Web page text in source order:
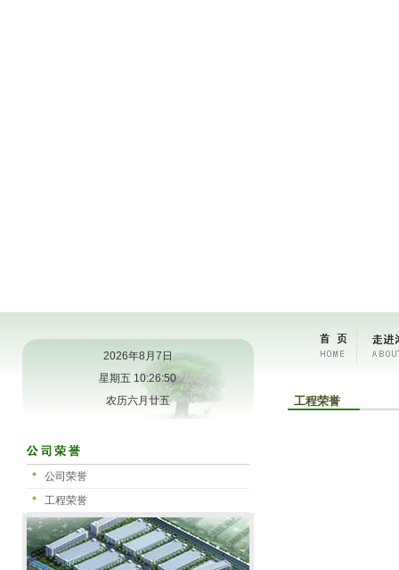
2026年8月7日
星期五 10:26:50
农历六月廿五
公司荣誉
工程荣誉
工程荣誉